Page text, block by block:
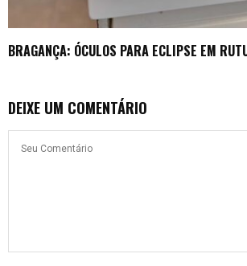
BRAGANÇA: ÓCULOS PARA ECLIPSE EM
DEIXE UM COMENTÁRIO